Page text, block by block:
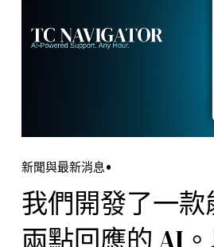
新聞與最新消息
我們開發了一